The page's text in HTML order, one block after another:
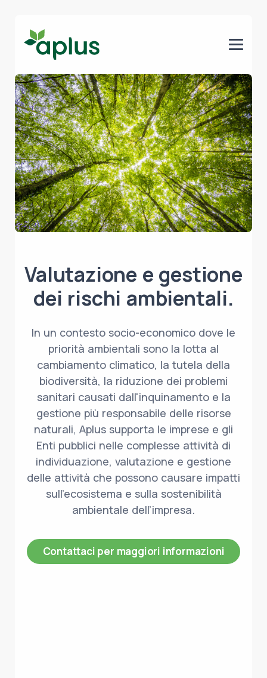
Valutazione e gestione
dei rischi ambientali.
In un contesto socio-economico dove le
priorità ambientali sono la lotta al
cambiamento climatico, la tutela della
biodiversità, la riduzione dei problemi
sanitari causati dall'inquinamento e la
gestione più responsabile delle risorse
naturali, Aplus supporta le imprese e gli
Enti pubblici nelle complesse attività di
individuazione, valutazione e gestione
delle attività che possono causare impatti
sull'ecosistema e sulla sostenibilità
ambientale dell’impresa.
Contattaci per maggiori informazioni